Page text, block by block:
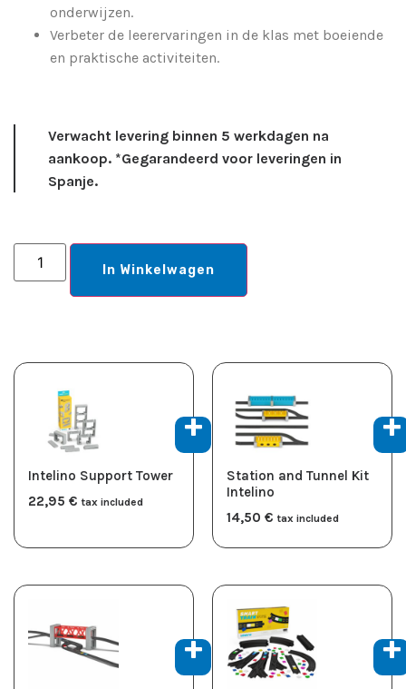
onderwijzen.
Verbeter de leerervaringen in de klas met boeiende
en praktische activiteiten.
Verwacht levering binnen 5 werkdagen na
aankoop. *Gegarandeerd voor leveringen in
Spanje.
In Winkelwagen
Intelino Support Tower
22,95 ​€ tax included
Station and Tunnel Kit
Intelino
14,50 ​€ tax included